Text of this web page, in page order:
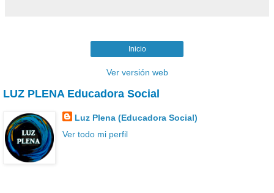
Inicio
Ver versión web
LUZ PLENA Educadora Social
Luz Plena (Educadora Social)
Ver todo mi perfil